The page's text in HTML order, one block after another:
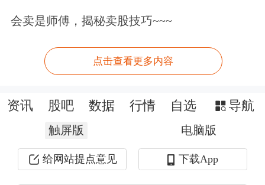
会卖是师傅，揭秘卖股技巧~~~
点击查看更多内容
资讯 股吧 数据 行情 自选 导航
触屏版 电脑版
给网站提点意见 下载App